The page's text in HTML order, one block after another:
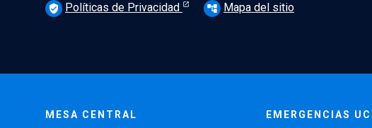
verified_user Políticas de Privacidad account_tree Mapa del sitio
MESA CENTRAL EMERGENCIAS UC